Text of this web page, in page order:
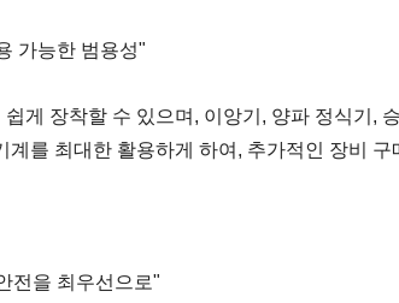
가능한 범용성"
게 장착할 수 있으며, 이앙기, 양파 정식기,
계를 최대한 활용하게 하여, 추가적인 장비
전을 최우선으로"